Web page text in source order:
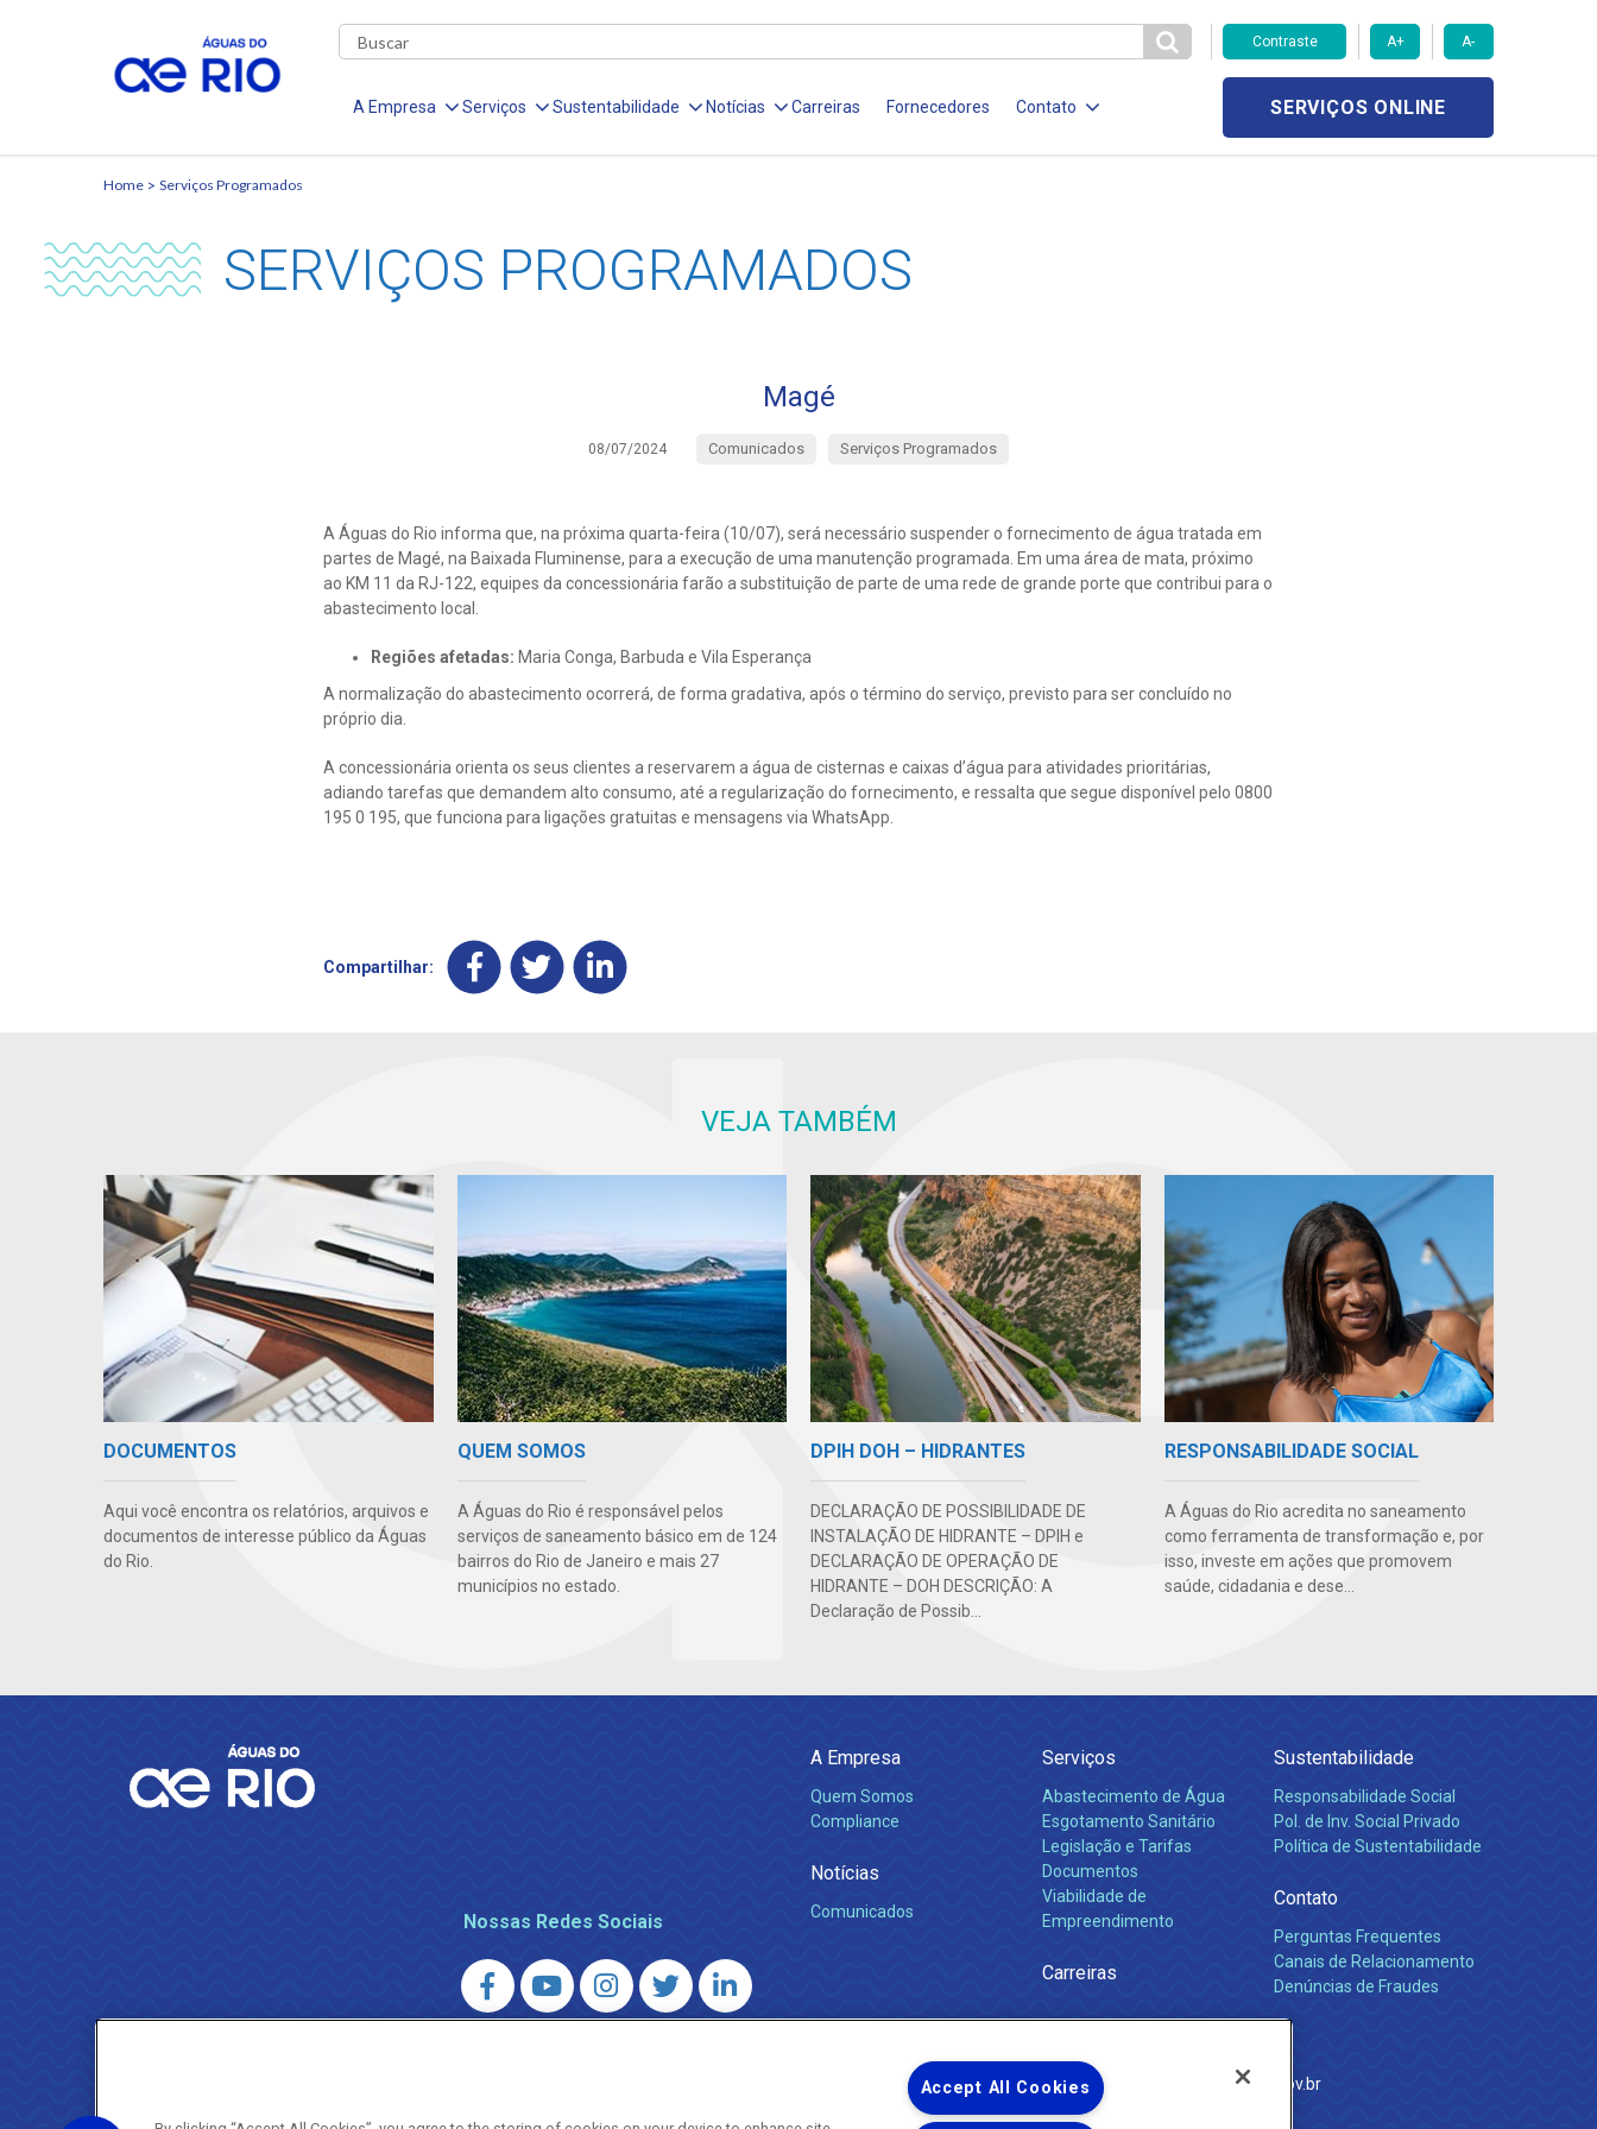
Contraste A+ A-
A Empresa Serviços Sustentabilidade Notícias Carreiras Fornecedores Contato SERVIÇOS ONLINE
Home Serviços Programados
SERVIÇOS PROGRAMADOS
Magé
08/07/2024 Comunicados Serviços Programados
A Águas do Rio informa que, na próxima quarta-feira (10/07), será necessário suspender o fornecimento de água tratada em
partes de Magé, na Baixada Fluminense, para a execução de uma manutenção programada. Em uma área de mata, próximo
ao KM 11 da RJ-122, equipes da concessionária farão a substituição de parte de uma rede de grande porte que contribui para o
abastecimento local.
Regiões afetadas: Maria Conga, Barbuda e Vila Esperança
A normalização do abastecimento ocorrerá, de forma gradativa, após o término do serviço, previsto para ser concluído no
próprio dia.
A concessionária orienta os seus clientes a reservarem a água de cisternas e caixas d’água para atividades prioritárias,
adiando tarefas que demandem alto consumo, até a regularização do fornecimento, e ressalta que segue disponível pelo 0800
195 0 195, que funciona para ligações gratuitas e mensagens via WhatsApp.
Compartilhar:
VEJA TAMBÉM
DOCUMENTOS
Aqui você encontra os relatórios, arquivos e
documentos de interesse público da Águas
do Rio.
QUEM SOMOS
A Águas do Rio é responsável pelos
serviços de saneamento básico em de 124
bairros do Rio de Janeiro e mais 27
municípios no estado.
DPIH DOH – HIDRANTES
DECLARAÇÃO DE POSSIBILIDADE DE
INSTALAÇÃO DE HIDRANTE – DPIH e
DECLARAÇÃO DE OPERAÇÃO DE
HIDRANTE – DOH DESCRIÇÃO: A
Declaração de Possib...
RESPONSABILIDADE SOCIAL
A Águas do Rio acredita no saneamento
como ferramenta de transformação e, por
isso, investe em ações que promovem
saúde, cidadania e dese...
Nossas Redes Sociais
A Empresa
Quem Somos
Compliance
Notícias
Comunicados
Serviços
Abastecimento de Água
Esgotamento Sanitário
Legislação e Tarifas
Documentos
Viabilidade de
Empreendimento
Carreiras
Sustentabilidade
Responsabilidade Social
Pol. de Inv. Social Privado
Política de Sustentabilidade
Contato
Perguntas Frequentes
Canais de Relacionamento
Denúncias de Fraudes
AGENERSA – Agência Reguladora de Energia e Saneamento do Estado do Rio de Janeiro
ouvidoria.agenersa@gmail.com http://www.agenersa.rj.gov.br
Accept All Cookies